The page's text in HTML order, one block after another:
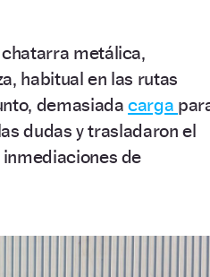
chatarra metálica,
habitual en las rutas
demasiadacarga
dudas y trasladaron el
de